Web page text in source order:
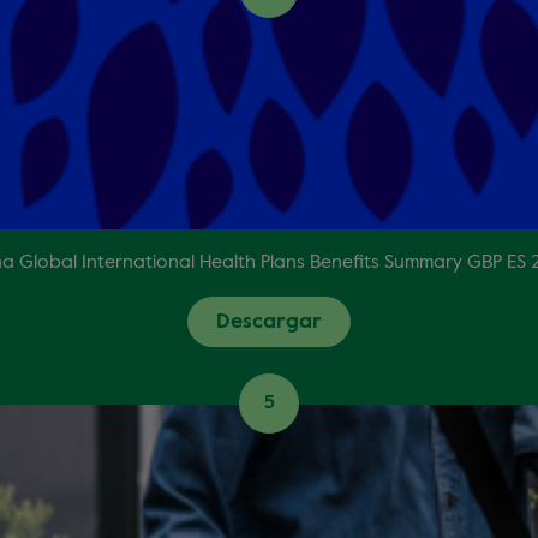
Global International Health Plans Benefits Summary GBP ES
Descargar
5